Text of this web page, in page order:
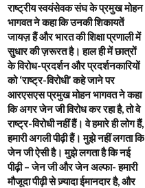
राष्ट्रीय स्वयंसेवक संघ के प्रमुख मोहन
भागवत ने कहा कि उनकी शिकायतें
जायज़ हैं और भारत की शिक्षा प्रणाली में
सुधार की ज़रूरत है। हाल ही में छात्रों
के विरोध-प्रदर्शन और प्रदर्शनकारियों
को ‘राष्ट्र-विरोधी’ कहे जाने पर
आरएसएस प्रमुख मोहन भागवत ने कहा
कि अगर जेन जी विरोध कर रहा है, तो वे
राष्ट्र-विरोधी नहीं हैं। वे हमारे ही लोग हैं,
हमारी अगली पीढ़ी हैं। मुझे नहीं लगता कि
जेन जी ऐसी है। मुझे लगता है कि नई
पीढ़ी – जेन जी और जेन अल्फा- हमारी
मौजूदा पीढ़ी से ज़्यादा ईमानदार है, और